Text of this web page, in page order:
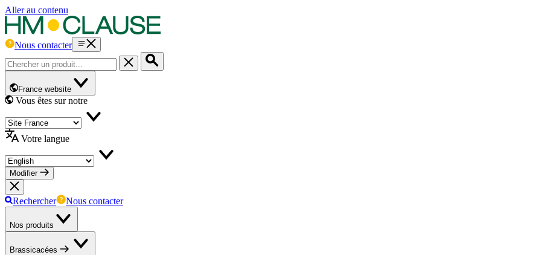
Aller au contenu
Nous contacter
France website
Vous êtes sur notre
Votre langue
Modifier
Rechercher Nous contacter
Nos produits
Brassicacées